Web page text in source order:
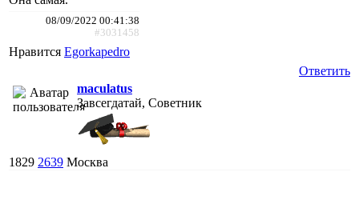
08/09/2022 00:41:38
#3031458
Нравится Egorkapedro
Ответить
maculatus
Завсегдатай, Советник
1829 2639 Москва